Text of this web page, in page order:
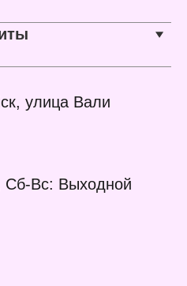
улица Вали
Сб-Вс: Выходной